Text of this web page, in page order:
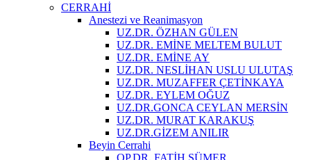
CERRAHİ
Anestezi ve Reanimasyon
UZ.DR. ÖZHAN GÜLEN
UZ.DR. EMİNE MELTEM BULUT
UZ.DR. EMİNE AY
UZ.DR. NESLİHAN USLU ULUTAŞ
UZ.DR. MUZAFFER ÇETİNKAYA
UZ.DR. EYLEM OĞUZ
UZ.DR.GONCA CEYLAN MERSİN
UZ.DR. MURAT KARAKUŞ
UZ.DR.GİZEM ANILIR
Beyin Cerrahi
OP.DR. FATİH SÜMER